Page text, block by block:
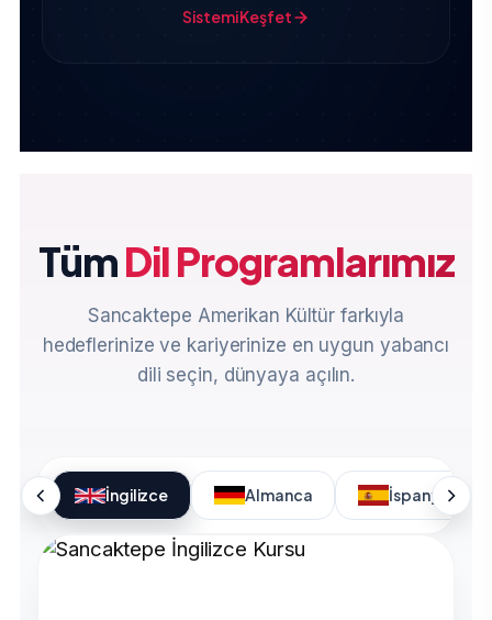
Sistemi Keşfet
TümDil Programlarımız
Sancaktepe Amerikan Kültür farkıyla
hedeflerinize ve kariyerinize en uygun yabancı
dili seçin, dünyaya açılın.
İngilizce Almanca İspanyolca